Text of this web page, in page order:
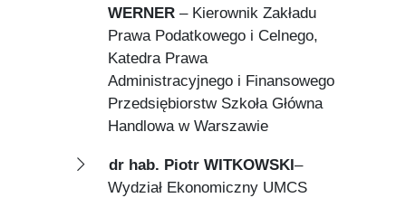
WERNER – Kierownik Zakładu
Prawa Podatkowego i Celnego,
Katedra Prawa
Administracyjnego i Finansowego
Przedsiębiorstw Szkoła Główna
Handlowa w Warszawie
dr hab. Piotr WITKOWSKI –
Wydział Ekonomiczny UMCS